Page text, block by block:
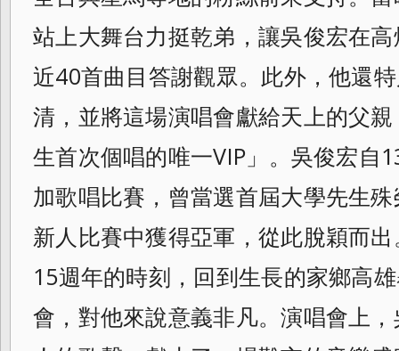
站上大舞台力挺乾弟，讓吳俊宏在
近40首曲目答謝觀眾。 此外，他還
清，並將這場演唱會獻給天上的父
生首次個唱的唯一VIP」。吳俊宏自
加歌唱比賽，曾當選首屆大學先生殊
新人比賽中獲得亞軍，從此脫穎而
15週年的時刻，回到生長的家鄉高
會，對他來說意義非凡。演唱會上，